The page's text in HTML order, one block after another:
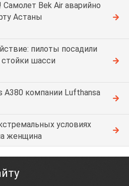
Bek Air аварийно
Астаны
пилоты посадили
шасси
A380 компании Lufthansa
условиях
женщина